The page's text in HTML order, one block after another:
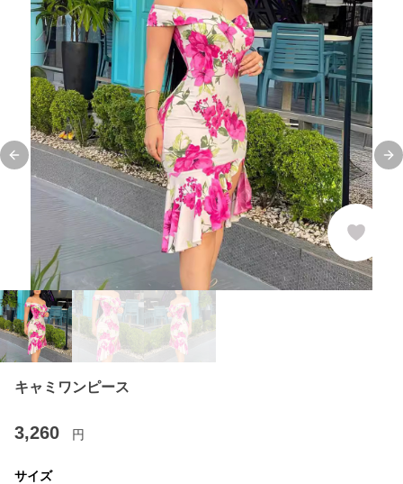
Previous slide
キャミワンピース
3,260 円
サイズ